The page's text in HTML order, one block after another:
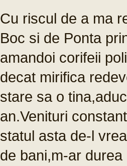
Cu riscul de a ma
Boc si de Ponta
amandoi corifeii
decat mirifica
stare sa o
an.Venituri
statul asta de-l
de bani,m-ar durea